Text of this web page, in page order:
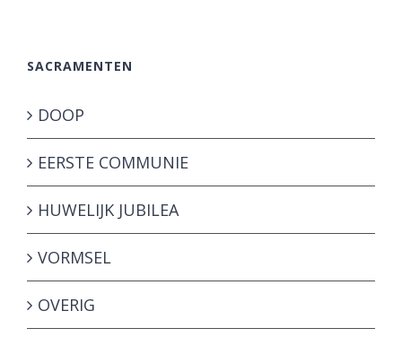
SACRAMENTEN
DOOP
EERSTE COMMUNIE
HUWELIJK JUBILEA
VORMSEL
OVERIG